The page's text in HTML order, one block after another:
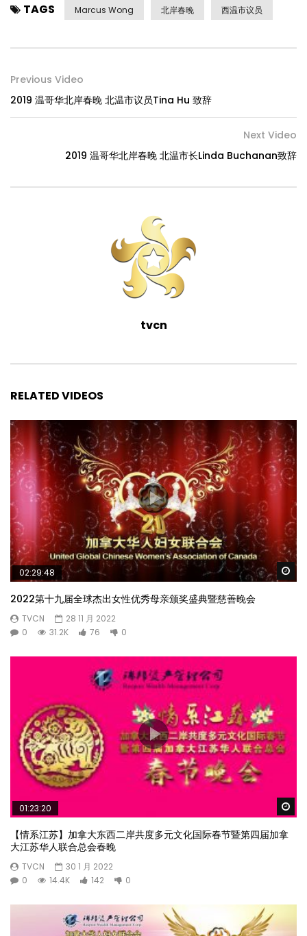
TAGS Marcus Wong 北岸春晚 西温市议员
Previous Video
2019 温哥华北岸春晚 北温市议员Tina Hu 致辞
Next Video
2019 温哥华北岸春晚 北温市长Linda Buchanan致辞
tvcn
RELATED VIDEOS
02:29:48
2022第十九届全球杰出女性优秀母亲颁奖盛典暨慈善晚会
TVCN
28 11 月 2022
0
31.2K 76 0
01:23:20
【情系江苏】加拿大东西二岸共度多元文化国际春节暨第四届加拿
大江苏华人联合总会春晚
TVCN
30 1 月 2022
0
14.4K 142 0